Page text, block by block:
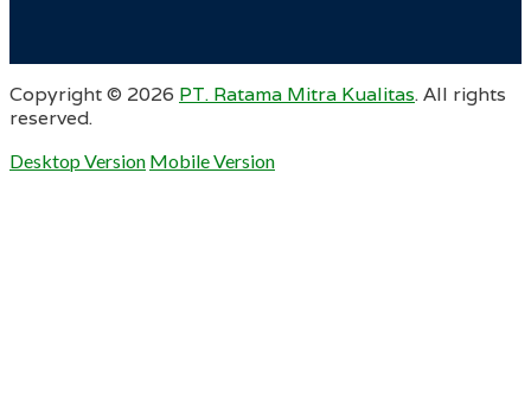
Copyright © 2026 PT. Ratama Mitra Kualitas. All rights
reserved.
Desktop Version Mobile Version